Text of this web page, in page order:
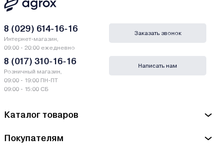
Каталог товаров
Покупателям
8 (029) 614-16-16
Интернет-магазин,
09:00 - 20:00 ежедневно
8 (017) 310-16-16
Розничный магазин,
09:00 - 19:00 ПН-ПТ
09:00 - 15:00 СБ
Заказать звонок
Написать нам